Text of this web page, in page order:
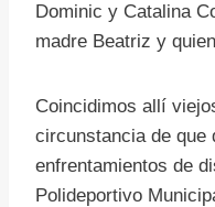
Dominic y Catalina
madre Beatriz y
Coincidimos allí
circunstancia de que
enfrentamientos de
Polideportivo